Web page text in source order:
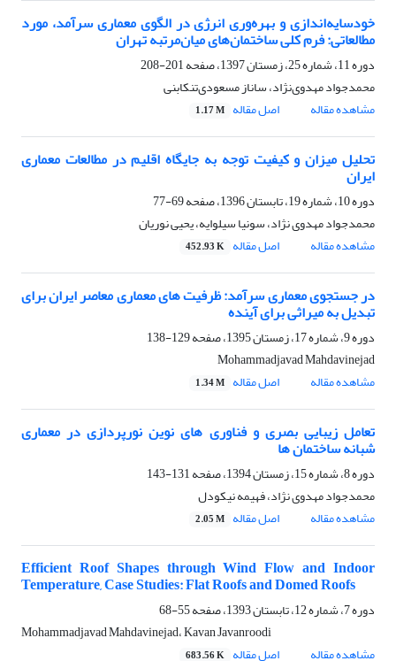
خودسایه‌اندازی و بهره‌وری انرژی در الگوی معماری سرآمد، مورد
مطالعاتی: فرم کلی ساختمان‌های میان‌مرتبه تهران
دوره 11، شماره 25، زمستان 1397، صفحه
201-208
محمدجواد مهدوی‌نژاد، ساناز مسعودی‌تنکابنی
مشاهده مقاله
اصل مقاله 1.17 M
تحلیل میزان و کیفیت توجه به جایگاه اقلیم در مطالعات معماری
ایران
دوره 10، شماره 19، تابستان 1396، صفحه
69-77
محمدجواد مهدوی نژاد، سونیا سیلوایه، یحیی نوریان
مشاهده مقاله
اصل مقاله 452.93 K
در جستجوی معماری سرآمد: ظرفیت های معماری معاصر ایران برای
تبدیل به میراثی برای آینده
دوره 9، شماره 17، زمستان 1395، صفحه
129-138
Mohammadjavad Mahdavinejad
مشاهده مقاله
اصل مقاله 1.34 M
تعامل زیبایی بصری و فناوری های نوین نورپردازی در معماری
شبانه ساختمان ها
دوره 8، شماره 15، زمستان 1394، صفحه
131-143
محمدجواد مهدوی نژاد، فهیمه نیکودل
مشاهده مقاله
اصل مقاله 2.05 M
Efficient Roof Shapes through Wind Flow and Indoor
Temperature, Case Studies: Flat Roofs and Domed Roofs
دوره 7، شماره 12، تابستان 1393، صفحه
55-68
Mohammadjavad Mahdavinejad، Kavan Javanroodi
مشاهده مقاله
اصل مقاله 683.56 K